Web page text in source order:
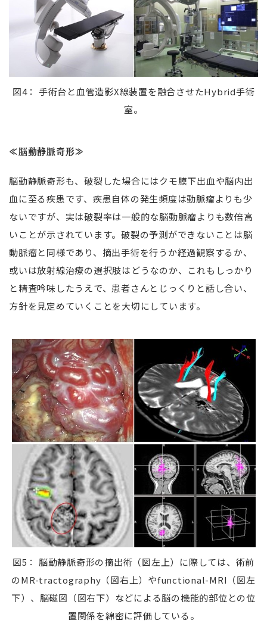
図4： 手術台と血管造影X線装置を融合させたHybrid手術
室。
≪脳動静脈奇形≫
脳動静脈奇形も、破裂した場合にはクモ膜下出血や脳内出
血に至る疾患です、疾患自体の発生頻度は動脈瘤よりも少
ないですが、実は破裂率は一般的な脳動脈瘤よりも数倍高
いことが示されています。破裂の予測ができないことは脳
動脈瘤と同様であり、摘出手術を行うか経過観察するか、
或いは放射線治療の選択肢はどうなのか、これもしっかり
と精査吟味したうえで、患者さんとじっくりと話し合い、
方針を見定めていくことを大切にしています。
図5： 脳動静脈奇形の摘出術（図左上）に際しては、術前
のMR-tractography（図右上）やfunctional-MRI（図左
下）、脳磁図（図右下）などによる脳の機能的部位との位
置関係を綿密に評価している。